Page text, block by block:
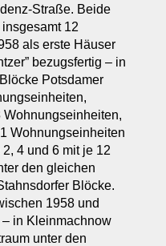
Straße. Beide
12
als erste Häuser
bezugsfertig – in
Potsdamer
Wohnungseinheiten,
Wohnungseinheiten
4 und 6 mit je 12
den gleichen
Blöcke.
1958 und
in Kleinmachnow
unter den